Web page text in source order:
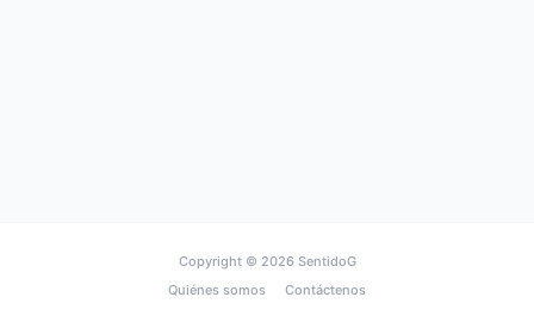
Copyright © 2026 SentidoG
Quiénes somos
Contáctenos